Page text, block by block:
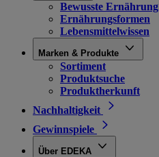
Bewusste Ernährung
Ernährungsformen
Lebensmittelwissen
Marken & Produkte
Sortiment
Produktsuche
Produktherkunft
Nachhaltigkeit
Gewinnspiele
Über EDEKA